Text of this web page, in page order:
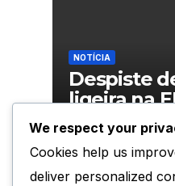
NOTÍCIA
Despiste
ligeira na
junto ao
do Pinhal
07.08.2026
We respect your
Cookies help us
deliver personalized